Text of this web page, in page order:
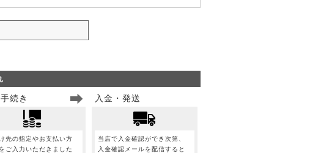
続き
先の指定やお支払い方
ご入力いただきました
入金・発送
当店で入金確認ができ次第、
入金確認メールを配信すると